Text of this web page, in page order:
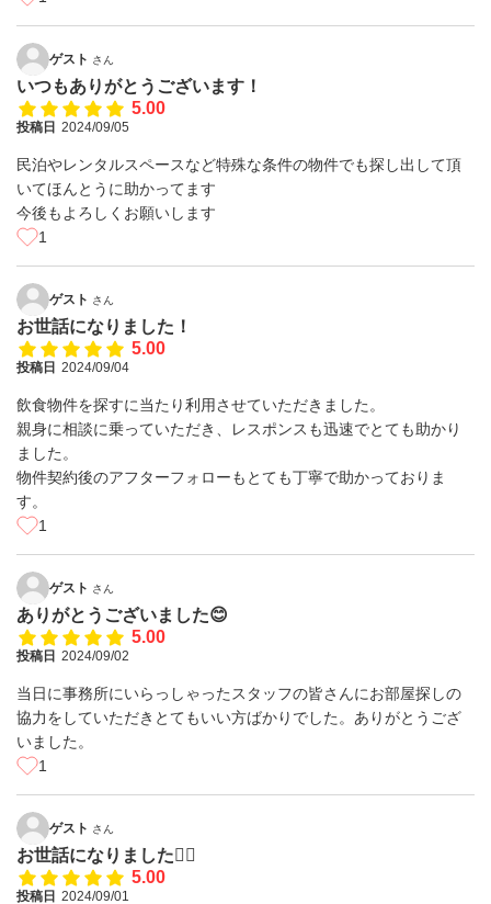
ゲスト さん
いつもありがとうございます！
5.00
投稿日 2024/09/05
民泊やレンタルスペースなど特殊な条件の物件でも探し出して頂
いてほんとうに助かってます
今後もよろしくお願いします
1
ゲスト さん
お世話になりました！
5.00
投稿日 2024/09/04
飲食物件を探すに当たり利用させていただきました。
親身に相談に乗っていただき、レスポンスも迅速でとても助かり
ました。
物件契約後のアフターフォローもとても丁寧で助かっておりま
す。
1
ゲスト さん
ありがとうございました😊
5.00
投稿日 2024/09/02
当日に事務所にいらっしゃったスタッフの皆さんにお部屋探しの
協力をしていただきとてもいい方ばかりでした。ありがとうござ
いました。
1
ゲスト さん
お世話になりました🙇‍♂️
5.00
投稿日 2024/09/01